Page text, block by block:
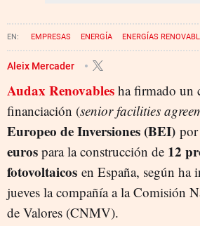
EMPRESAS ENERGÍA ENERGÍAS
Aleix Mercader
Audax Renovables ha firmado un
financiación (senior facilities
Europeo de Inversiones (BEI) por
euros para la construcción de 12
fotovoltaicos en España, según ha
jueves la compañía a la Comisión
de Valores (CNMV).